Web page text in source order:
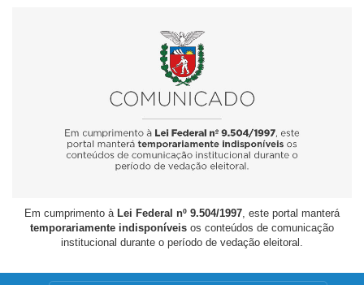
Em cumprimento à Lei Federal nº 9.504/1997, este portal manterá
temporariamente indisponíveis os conteúdos de comunicação
institucional durante o período de vedação eleitoral.